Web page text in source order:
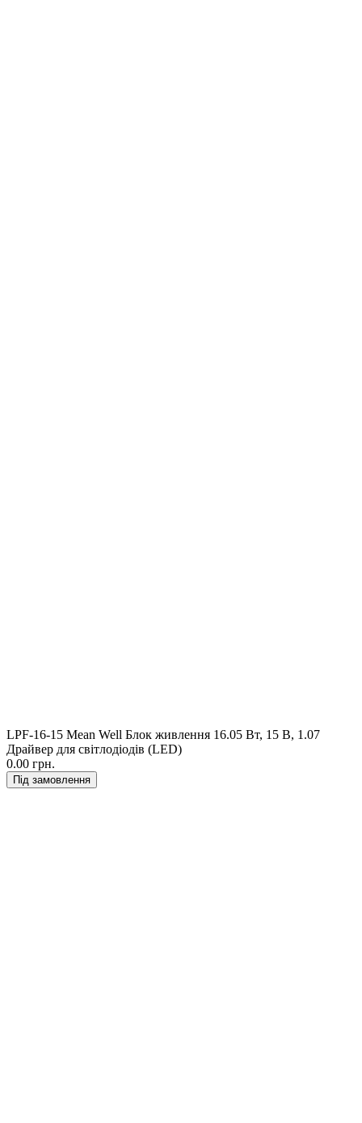
LPF-16-15 Mean Well Блок живлення 16.05 Вт, 15 В, 1.07
Драйвер для світлодіодів (LED)
0.00 грн.
Під замовлення